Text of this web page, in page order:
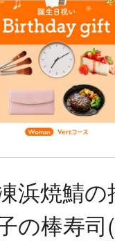
浜焼鯖
の棒寿司